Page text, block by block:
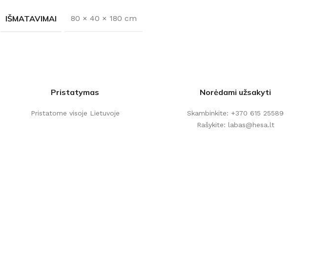
IŠMATAVIMAI 80 × 40 × 180 cm
Pristatymas
Pristatome visoje Lietuvoje
Norėdami užsakyti
Skambinkite: +370 615 25589
Rašykite: labas@hesa.lt